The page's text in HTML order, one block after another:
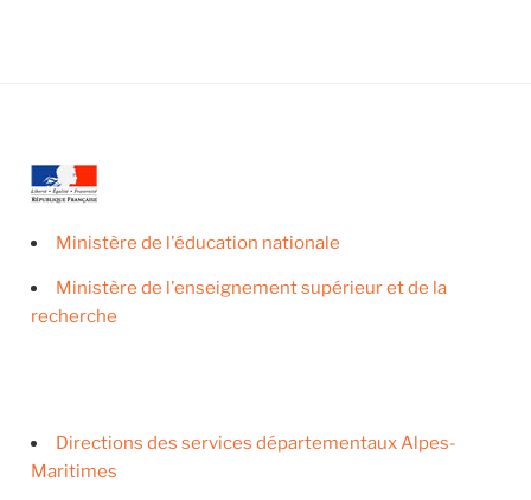
Ministère de l'éducation nationale
Ministère de l'enseignement supérieur et de la
recherche
Directions des services départementaux Alpes-
Maritimes